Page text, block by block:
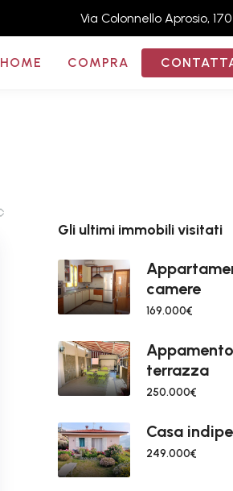
Via Colonnello Aprosio,
HOME COMPRA
Gli ultimi immobili visitati
camere
169.000€
terrazza
250.000€
Casa
249.000€